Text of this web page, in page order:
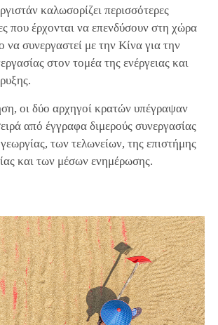
καλωσορίζει περισσότερες
που έρχονται να επενδύσουν στη χώρα
να συνεργαστεί με την Κίνα για την
στον τομέα της ενέργειας και
οι δύο αρχηγοί κρατών υπέγραψαν
από έγγραφα διμερούς συνεργασίας
των τελωνείων, της επιστήμης
και των μέσων ενημέρωσης.